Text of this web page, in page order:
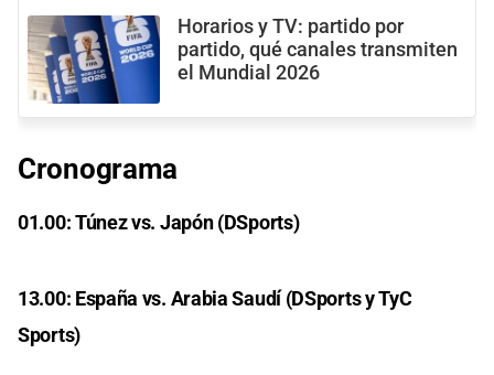
Horarios y TV: partido por
partido, qué canales transmiten
el Mundial 2026
Cronograma
01.00: Túnez vs. Japón (DSports)
13.00: España vs. Arabia Saudí (DSports y TyC
Sports)